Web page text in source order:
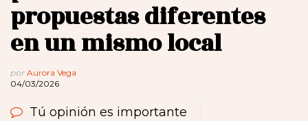
propuestas diferentes
en un mismo local
por Aurora Vega
04/03/2026
Tú opinión es importante